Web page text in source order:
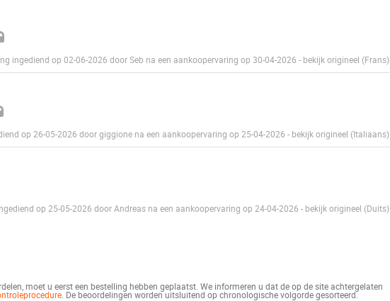
ingediend op 02-06-2026 door Seb na een aankoopervaring op 30-04-2026 - bekijk origineel (Frans)
op 26-05-2026 door giggione na een aankoopervaring op 25-04-2026 - bekijk origineel (Italiaans)
op 25-05-2026 door Andreas na een aankoopervaring op 24-04-2026 - bekijk origineel (Duits)
moet u eerst een bestelling hebben geplaatst. We informeren u dat de op de site achtergelaten
. De beoordelingen worden uitsluitend op chronologische volgorde gesorteerd.